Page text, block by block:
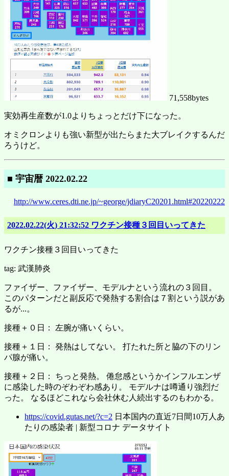
71,558bytes
実効再生産数が1.0よりちょっとだけ下になった。
オミクロンよりも強い新型が出たらまた大ブレイクするんだ
ろうけど。
■ 宇宙暦 2022.02.22
http://www.ceres.dti.ne.jp/~george/jdiaryC20201.html#20220222
2022.02.22(火) 21:32:52 ワクチン接種３回目いってきた
ワクチン接種３回目いってきた
tag: 武漢肺炎
ファイザー、ファイザー、モデルナという流れの３回目。
このパターンだと副反応で発熱する割合は７割という説があ
るが...。
接種＋０日： 左腕が痛いくらい。
接種＋１日： 発熱はしてない。 打たれた所と脇の下のリン
パ腺が痛い。
接種＋２日： ちっと発熱。 倦怠感というかインフルエンザ
に感染した時のぞわぞわ感あり。 モデルナは噂通り強烈だ
った。 なるほどこれなら会社休む人続出するのもわかる。
https://covid.gutas.net/?c=2 日本国内の直近7日間10万人あ
たりの感染者 | 新型コロナ データサイト